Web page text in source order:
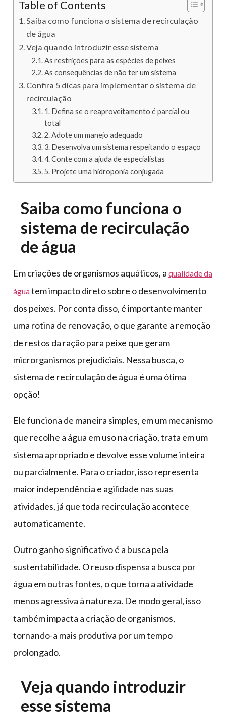
Table of Contents
Saiba como funciona o sistema de recirculação
de água
Veja quando introduzir esse sistema
As restrições para as espécies de peixes
As consequências de não ter um sistema
Confira 5 dicas para implementar o sistema de
recirculação
1. Defina se o reaproveitamento é parcial ou
total
2. Adote um manejo adequado
3. Desenvolva um sistema respeitando o espaço
4. Conte com a ajuda de especialistas
5. Projete uma hidroponia conjugada
Saiba como funciona o
sistema de recirculação
de água
Em criações de organismos aquáticos, a qualidade da
águatem impacto direto sobre o desenvolvimento
dos peixes. Por conta disso, é importante manter
uma rotina de renovação, o que garante a remoção
de restos da ração para peixe que geram
microrganismos prejudiciais. Nessa busca, o
sistema de recirculação de água é uma ótima
opção!
Ele funciona de maneira simples, em um mecanismo
que recolhe a água em uso na criação, trata em um
sistema apropriado e devolve esse volume inteira
ou parcialmente. Para o criador, isso representa
maior independência e agilidade nas suas
atividades, já que toda recirculação acontece
automaticamente.
Outro ganho significativo é a busca pela
sustentabilidade. O reuso dispensa a busca por
água em outras fontes, o que torna a atividade
menos agressiva à natureza. De modo geral, isso
também impacta a criação de organismos,
tornando-a mais produtiva por um tempo
prolongado.
Veja quando introduzir
esse sistema